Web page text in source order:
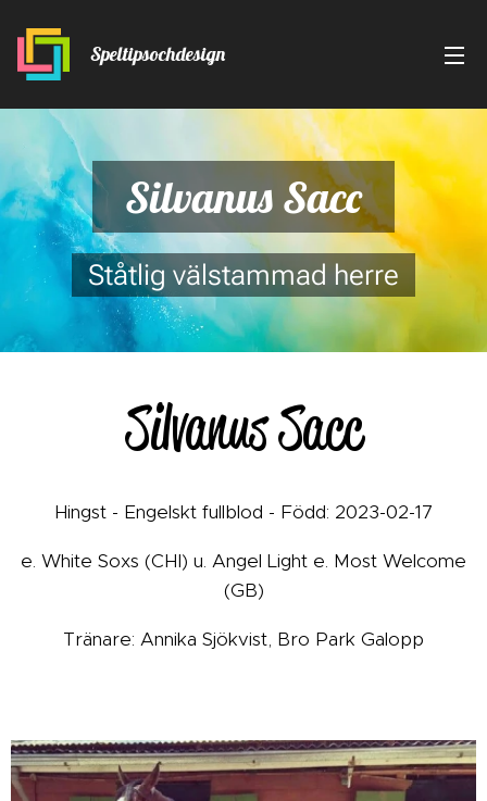
Speltipsochdesign
Silvanus Sacc
Ståtlig välstammad herre
Silvanus Sacc
Hingst - Engelskt fullblod - Född: 2023-02-17
e. White Soxs (CHI) u. Angel Light e. Most Welcome
(GB)
Tränare: Annika Sjökvist, Bro Park Galopp